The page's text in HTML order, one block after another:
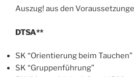
Auszug! aus den
DTSA**
SK “Orientierung beim Tauchen”
SK “Gruppenführung”